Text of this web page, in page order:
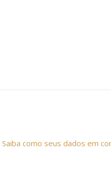
Saiba como seus dados em